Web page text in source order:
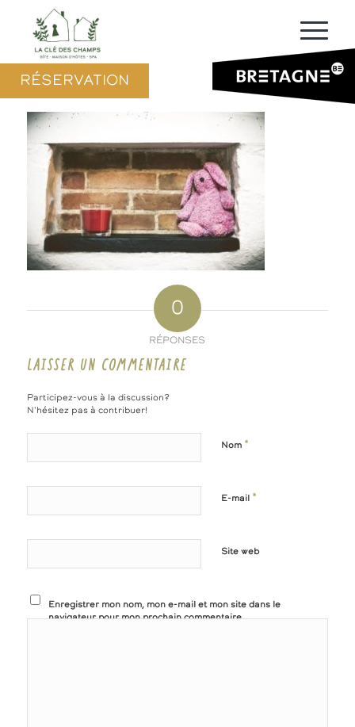
RÉSERVATION
0
RÉPONSES
LAISSER UN COMMENTAIRE
Participez-vous à la discussion?
N'hésitez pas à contribuer!
Nom *
E-mail *
Site web
Enregistrer mon nom, mon e-mail et mon site dans le
navigateur pour mon prochain commentaire.